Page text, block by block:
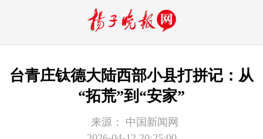
台青庄钛德大陆西部小县打拼记：从
“拓荒”到“安家”
来源：
中国新闻网